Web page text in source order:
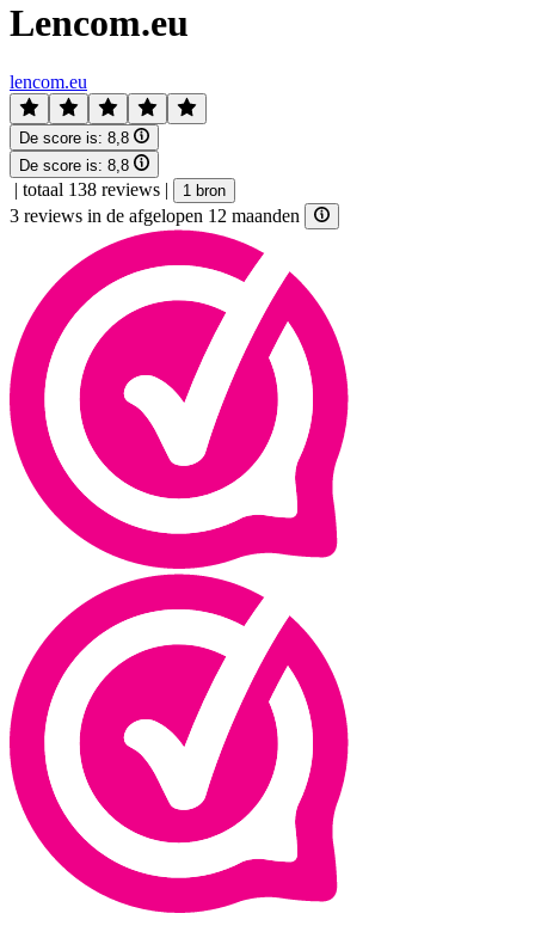
Lencom.eu
lencom.eu
De score is: 8,8
De score is: 8,8
| totaal 138 reviews | 1 bron
3 reviews in de afgelopen 12 maanden